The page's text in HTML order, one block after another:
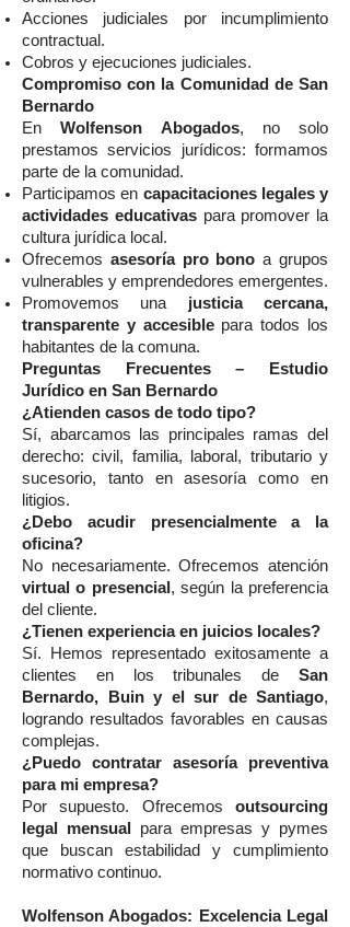
Acciones judiciales por incumplimiento
contractual.
Cobros y ejecuciones judiciales.
Compromiso con la Comunidad de San
Bernardo
EnWolfenson Abogados, no solo
prestamos servicios jurídicos: formamos
parte de la comunidad.
Participamos en capacitaciones legales y
actividades educativaspara promover la
cultura jurídica local.
Ofrecemos asesoría pro bono a grupos
vulnerables y emprendedores emergentes.
Promovemos una justicia cercana,
transparente y accesiblepara todos los
habitantes de la comuna.
Preguntas Frecuentes – Estudio
Jurídico en San Bernardo
¿Atienden casos de todo tipo?
Sí, abarcamos las principales ramas del
derecho: civil, familia, laboral, tributario y
sucesorio, tanto en asesoría como en
litigios.
¿Debo acudir presencialmente a la
oficina?
No necesariamente. Ofrecemos atención
virtual o presencial , según la preferencia
del cliente.
¿Tienen experiencia en juicios locales?
Sí. Hemos representado exitosamente a
clientes en los tribunales de San
Bernardo, Buin y el sur de Santiago,
logrando resultados favorables en causas
complejas.
¿Puedo contratar asesoría preventiva
para mi empresa?
Por supuesto. Ofrecemos outsourcing
legal mensual
para empresas y pymes
que buscan estabilidad y cumplimiento
normativo continuo.
Wolfenson Abogados: Excelencia Legal